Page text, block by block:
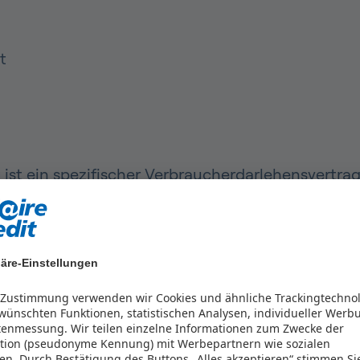
Einstellungen
verwenden wir Cookies und ähnliche
Funktionen, statistischen Analysen, individueller
Wir teilen einzelne Informationen zum Zwecke der
(pseudonyme Kennung) mit Werbepartnern wie sozialen
ein spezifischer
rechtsgültige Abmachung zwischen einem
das heißt ein privater Kunde.
meist eine Bank.
der Darlehensgeber dem
für seine Zwecke nutzen.
an keinen bestimmten Zweck gebunden. Er